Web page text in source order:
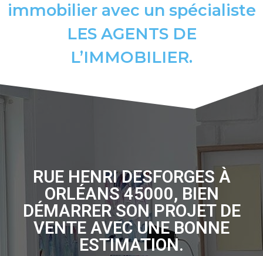
immobilier avec un spécialiste
LES AGENTS DE
L’IMMOBILIER.
RUE HENRI DESFORGES À
ORLÉANS 45000, BIEN
DÉMARRER SON PROJET DE
VENTE AVEC UNE BONNE
ESTIMATION.